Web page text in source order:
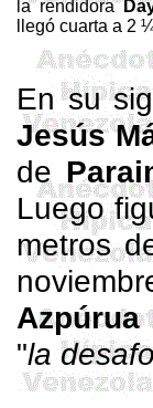
la rendidora
llegó cuarta a 2
En su
Jesús
de
Luego
metros
Azpúrua
"la